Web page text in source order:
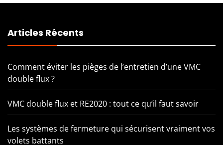
Articles Récents
Comment éviter les pièges de l’entretien d’une VMC
double flux ?
VMC double flux et RE2020 : tout ce qu’il faut savoir
Les systèmes de fermeture qui sécurisent vraiment vos
volets battants